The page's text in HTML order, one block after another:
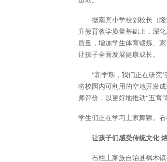
据南宾小学校副校长（
升教育教学质量基础上，深
质量，增加学生体育锻炼、
让孩子全面发展健康成长。
“新学期，我们正在研究
将校园内可利用的空地开发
师评价，以更好地推动“五育”
学生们正在学习土家舞狮。
让孩子们感受传统文化
石柱土家族自治县枫木